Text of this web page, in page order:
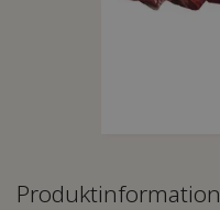
Produktinformation